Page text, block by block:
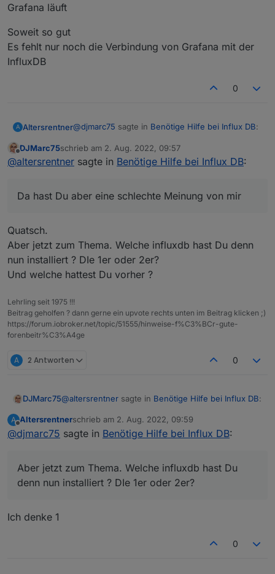
Grafana läuft
Soweit so gut
Es fehlt nur noch die Verbindung von Grafana mit der
InfluxDB
0
A Altersrentner@djmarc75 sagte in Benötige Hilfe bei Influx DB:
Jetzt hab ichs auch gesehen.... dann wird
Grafana läuft
Es fehlt nur noch die Verbindung von Grafana mit
Offline
DJMarc75schrieb am 2. Aug. 2022, 09:57
zuletzt editiert von
@altersrentner sagte in Benötige Hilfe bei Influx DB:
Da hast Du aber eine schlechte Meinung von mir
Quatsch.
Aber jetzt zum Thema. Welche influxdb hast Du denn
nun installiert ? DIe 1er oder 2er?
Und welche hattest Du vorher ?
Lehrling seit 1975 !!!
Beitrag geholfen ? dann gerne ein upvote rechts unten im Beitrag klicken ;)
https://forum.iobroker.net/topic/51555/hinweise-f%C3%BCr-gute-
forenbeitr%C3%A4ge
A 2 Antworten 0
DJMarc75@altersrentner sagte in Benötige Hilfe bei Influx DB:
Da hast Du aber eine schlechte Meinung von
Aber jetzt zum Thema. Welche influxdb hast Du
denn nun installiert ? DIe 1er oder 2er?
Und welche hattest Du vorher ?
A
Offline
Altersrentnerschrieb am 2. Aug. 2022, 09:59
zuletzt editiert von
@djmarc75 sagte in Benötige Hilfe bei Influx DB:
Aber jetzt zum Thema. Welche influxdb hast Du
denn nun installiert ? DIe 1er oder 2er?
Ich denke 1
0